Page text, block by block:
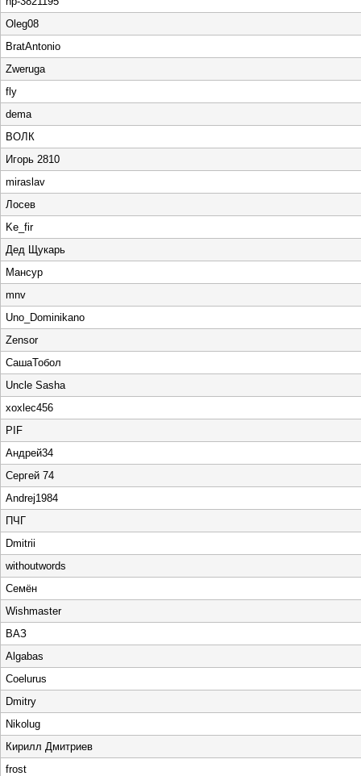
Oleg08
BratAntonio
Zweruga
fly
dema
ВОЛК
Игорь 2810
miraslav
Лосев
Ke_fir
Дед Щукарь
Мансур
mnv
Uno_Dominikano
Zensor
СашаТобол
Uncle Sasha
xoxlec456
PIF
Андрей34
Сергей 74
Andrej1984
ПЧГ
Dmitrii
withoutwords
Семён
Wishmaster
ВАЗ
Algabas
Coelurus
Dmitry
Nikolug
Кирилл Дмитриев
frost